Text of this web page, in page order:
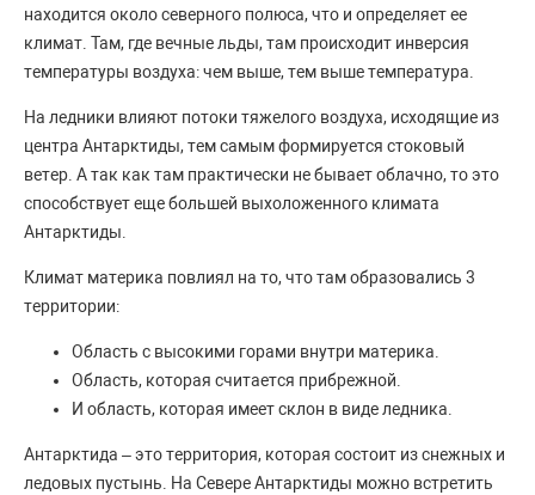
находится около северного полюса, что и определяет ее
климат. Там, где вечные льды, там происходит инверсия
температуры воздуха: чем выше, тем выше температура.
На ледники влияют потоки тяжелого воздуха, исходящие из
центра Антарктиды, тем самым формируется стоковый
ветер. А так как там практически не бывает облачно, то это
способствует еще большей выхоложенного климата
Антарктиды.
Климат материка повлиял на то, что там образовались 3
территории:
Область с высокими горами внутри материка.
Область, которая считается прибрежной.
И область, которая имеет склон в виде ледника.
Антарктида – это территория, которая состоит из снежных и
ледовых пустынь. На Севере Антарктиды можно встретить